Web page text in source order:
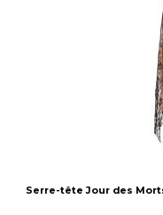
Serre-tête Jour des